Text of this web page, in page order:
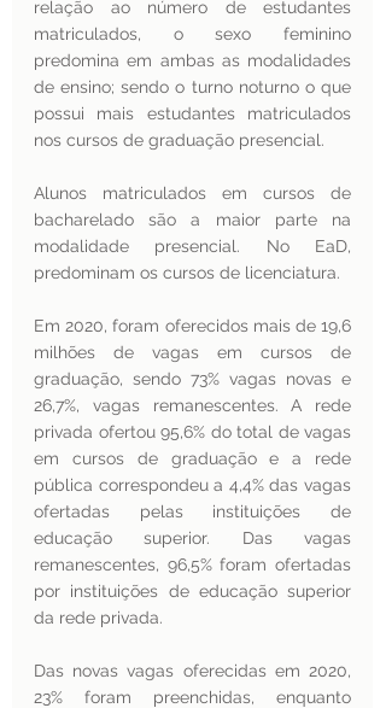
relação ao número de estudantes
matriculados, o sexo feminino
predomina em ambas as modalidades
de ensino; sendo o turno noturno o que
possui mais estudantes matriculados
nos cursos de graduação presencial.
Alunos matriculados em cursos de
bacharelado são a maior parte na
modalidade presencial. No EaD,
predominam os cursos de licenciatura.
Em 2020, foram oferecidos mais de 19,6
milhões de vagas em cursos de
graduação, sendo 73% vagas novas e
26,7%, vagas remanescentes. A rede
privada ofertou 95,6% do total de vagas
em cursos de graduação e a rede
pública correspondeu a 4,4% das vagas
ofertadas pelas instituições de
educação superior. Das vagas
remanescentes, 96,5% foram ofertadas
por instituições de educação superior
da rede privada.
Das novas vagas oferecidas em 2020,
23% foram preenchidas, enquanto